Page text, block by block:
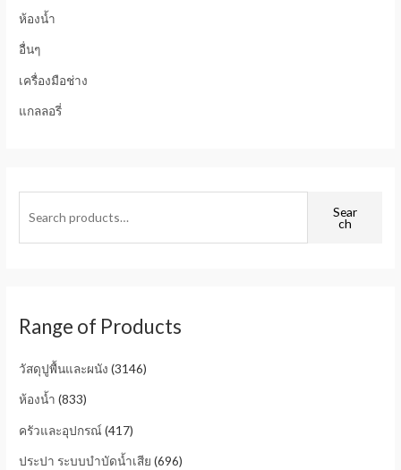
ห้องน้ำ
อื่นๆ
เครื่องมือช่าง
แกลลอรี่
Sear
ch
Range of Products
วัสดุปูพื้นและผนัง (3146)
ห้องน้ำ (833)
ครัวและอุปกรณ์ (417)
ประปา ระบบบำบัดน้ำเสีย (696)